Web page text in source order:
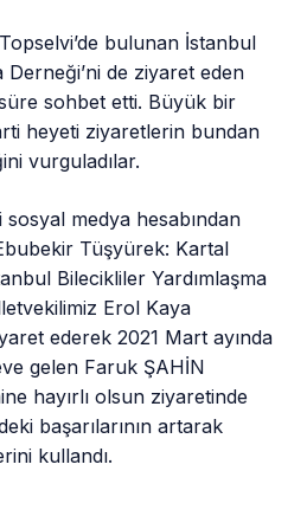
bulunan İstanbul
Derneği’ni de ziyaret eden
sohbet etti. Büyük bir
heyeti ziyaretlerin bundan
vurguladılar.
medya hesabından
Tüşyürek: Kartal
Bilecikliler Yardımlaşma
Erol Kaya
ederek 2021 Mart ayında
gelen Faruk ŞAHİN
hayırlı olsun ziyaretinde
başarılarının artarak
kullandı.